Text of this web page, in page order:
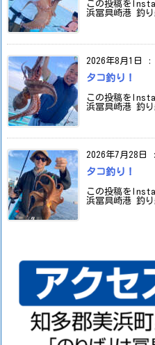
この投稿を
浜冨具崎港 釣
2026年8月1日 :
タコ釣り！
この投稿を
浜冨具崎港 釣
2026年7月28日
タコ釣り！
この投稿を
浜冨具崎港 釣